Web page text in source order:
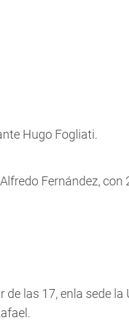
Hugo Fogliati.
Fernández, con
las 17, enla sede la